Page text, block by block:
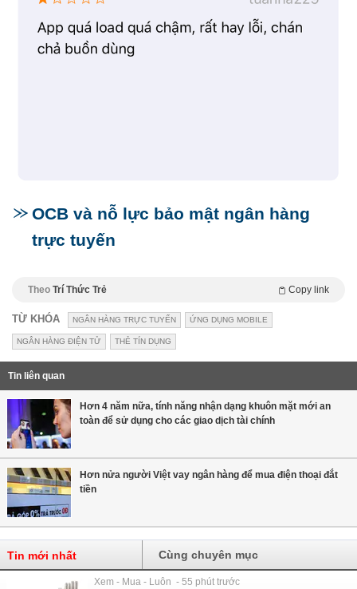
OCB và nỗ lực bảo mật ngân hàng
trực tuyến
Theo Trí Thức Trẻ Copy link
TỪ KHÓA NGÂN HÀNG TRỰC TUYẾN ỨNG DỤNG MOBILE
NGÂN HÀNG ĐIỆN TỬ THẺ TÍN DỤNG
Tin liên quan
Hơn 4 năm nữa, tính năng nhận dạng khuôn mặt mới an
toàn để sử dụng cho các giao dịch tài chính
Hơn nửa người Việt vay ngân hàng để mua điện thoại đắt
tiền
Tin mới nhất Cùng chuyên mục
Xem - Mua - Luôn - 55 phút trước